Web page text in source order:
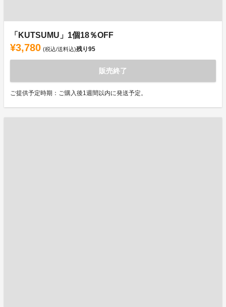
「KUTSUMU」1個18％OFF
¥3,780 (税込/送料込)残り95
販売終了
ご提供予定時期：ご購入後1週間以内に発送予定。